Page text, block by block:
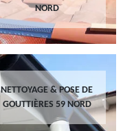
NORD
NETTOYAGE & POSE DE
GOUTTIÈRES 59 NORD